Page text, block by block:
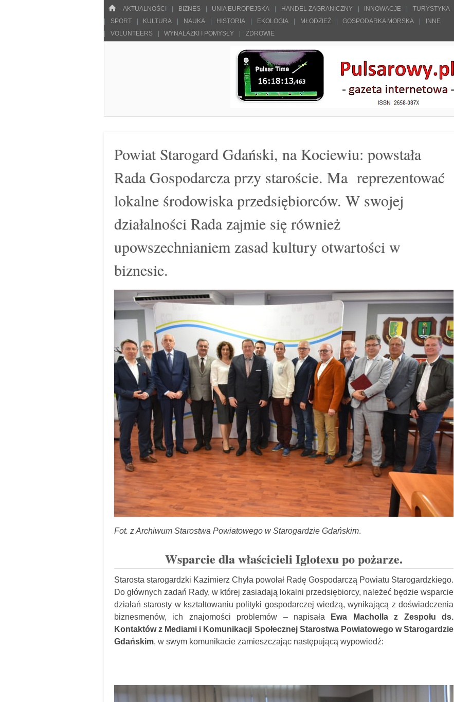
HOME
Menu
SKOCZ DO TREŚCI
AKTUALNOŚCI BIZNES UNIA EUROPEJSKA HANDEL ZAGRANICZNY INNOWACJE
TURYSTYKA
SPORT
KULTURA NAUKA HISTORIA EKOLOGIA MŁODZIEŻ GOSPODARKA MORSKA
INNE
VOLUNTEERS
WYNALAZKI I POMYSŁY ZDROWIE
Powiat Starogard Gdański, na Kociewiu: powstała
Rada Gospodarcza przy staroście. Ma reprezentować
lokalne środowiska przedsiębiorców. W swojej
działalności Rada zajmie się również
upowszechnianiem zasad kultury otwartości w
biznesie.
Fot. z Archiwum Starostwa Powiatowego w Starogardzie Gdańskim.
Wsparcie dla właścicieli Iglotexu po pożarze.
Starosta starogardzki Kazimierz Chyła powołał Radę Gospodarczą Powiatu Starogardzkiego.
Do głównych zadań Rady, w której zasiadają lokalni przedsiębiorcy, należeć będzie wsparcie
działań starosty w kształtowaniu polityki gospodarczej wiedzą, wynikającą z doświadczenia
biznesmenów, ich znajomości problemów – napisała
Ewa Macholla z Zespołu ds.
Kontaktów z Mediami i Komunikacji Społecznej Starostwa Powiatowego w Starogardzie
Gdańskim, w swym komunikacie zamieszczając następującą wypowiedź: